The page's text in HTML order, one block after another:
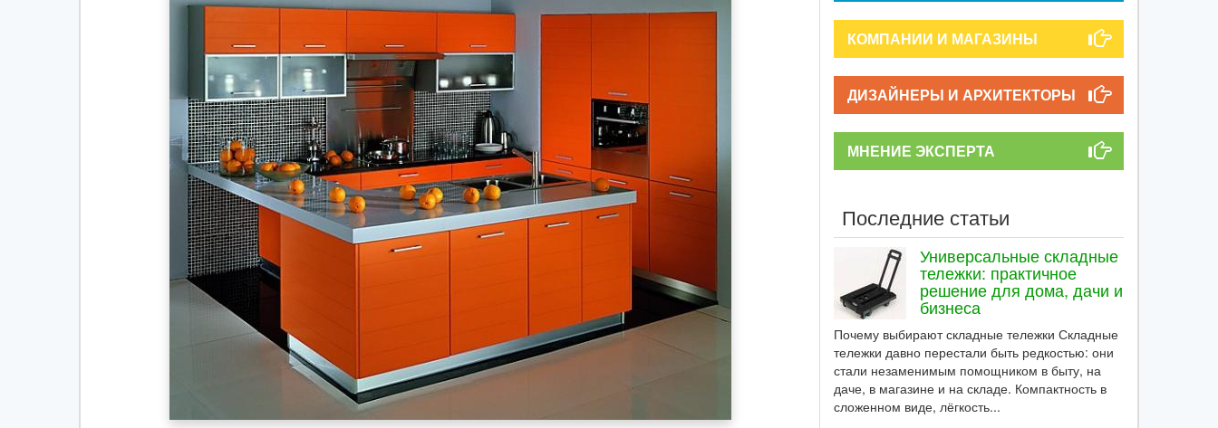
КОМПАНИИ И МАГАЗИНЫ
ДИЗАЙНЕРЫ И АРХИТЕКТОРЫ
МНЕНИЕ ЭКСПЕРТА
Последние статьи
Универсальные складные
тележки: практичное
решение для дома, дачи и
бизнеса
Почему выбирают складные тележки Складные
тележки давно перестали быть редкостью: они
стали незаменимым помощником в быту, на
даче, в магазине и на складе. Компактность в
сложенном виде, лёгкость...